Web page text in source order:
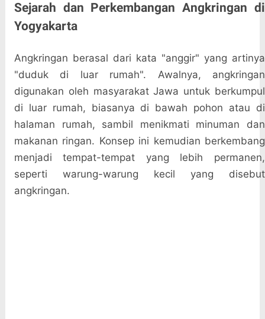
Sejarah dan Perkembangan Angkringan di
Yogyakarta
Angkringan berasal dari kata "anggir" yang artinya
"duduk di luar rumah". Awalnya, angkringan
digunakan oleh masyarakat Jawa untuk berkumpul
di luar rumah, biasanya di bawah pohon atau di
halaman rumah, sambil menikmati minuman dan
makanan ringan. Konsep ini kemudian berkembang
menjadi tempat-tempat yang lebih permanen,
seperti warung-warung kecil yang disebut
angkringan.